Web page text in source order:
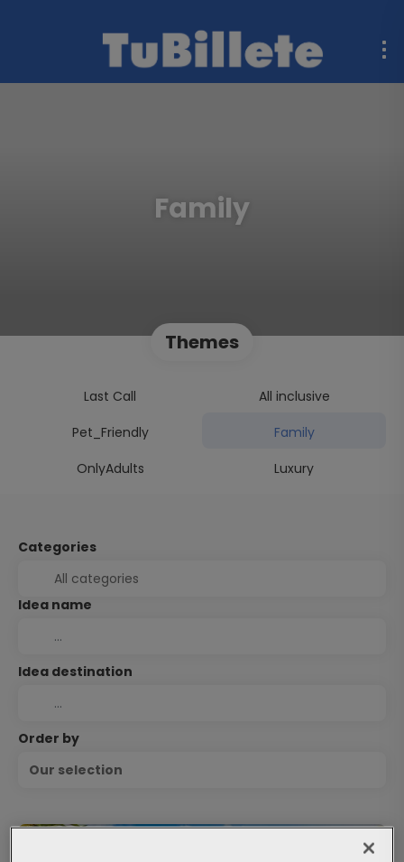
Family
Themes
Last Call
All inclusive
Pet_Friendly
Family
OnlyAdults
Luxury
Categories
Idea name
Idea destination
Order by
Our selection